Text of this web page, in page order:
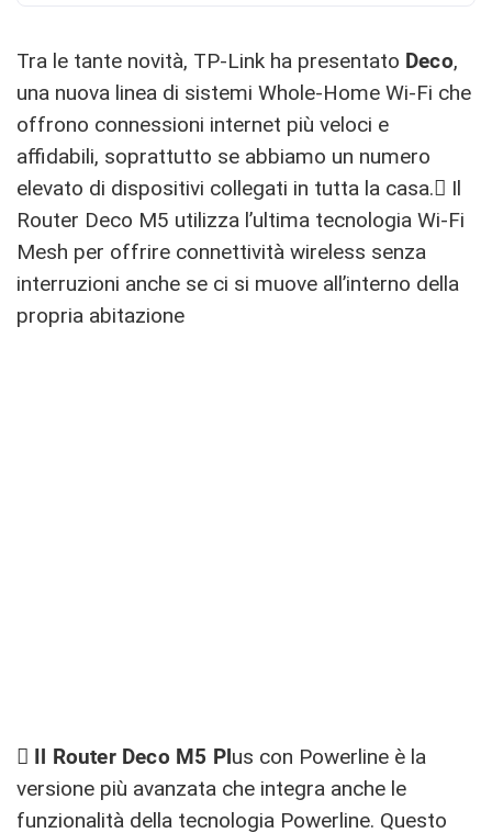
Tra le tante novità, TP-Link ha presentato Deco,
una nuova linea di sistemi Whole-Home Wi-Fi che
offrono connessioni internet più veloci e
affidabili, soprattutto se abbiamo un numero
elevato di dispositivi collegati in tutta la casa. Il
Router Deco M5 utilizza l’ultima tecnologia Wi-Fi
Mesh per offrire connettività wireless senza
interruzioni anche se ci si muove all’interno della
propria abitazione
 Il Router Deco M5 Plus con Powerline è la
versione più avanzata che integra anche le
funzionalità della tecnologia Powerline. Questo